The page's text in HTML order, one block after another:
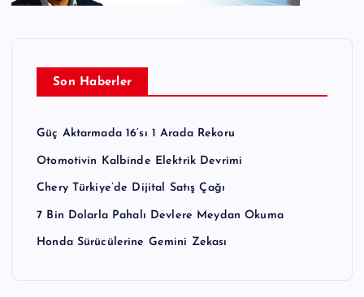
Son Haberler
Güç Aktarmada 16’sı 1 Arada Rekoru
Otomotivin Kalbinde Elektrik Devrimi
Chery Türkiye’de Dijital Satış Çağı
7 Bin Dolarla Pahalı Devlere Meydan Okuma
Honda Sürücülerine Gemini Zekası